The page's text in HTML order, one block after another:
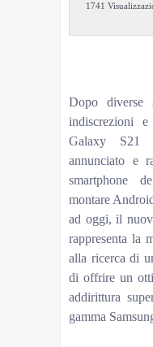
1741
Dopo diverse
indiscrezioni
Galaxy S21
annunciato e
smartphone
montare
ad oggi, il
rappresenta la
alla ricerca di
di offrire un
addirittura
gamma